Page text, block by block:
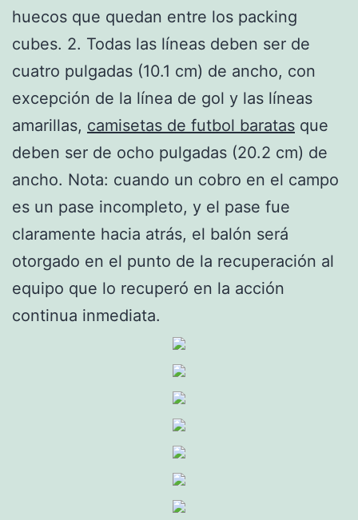
huecos que quedan entre los packing
cubes. 2. Todas las líneas deben ser de
cuatro pulgadas (10.1 cm) de ancho, con
excepción de la línea de gol y las líneas
amarillas, camisetas de futbol baratas que
deben ser de ocho pulgadas (20.2 cm) de
ancho. Nota: cuando un cobro en el campo
es un pase incompleto, y el pase fue
claramente hacia atrás, el balón será
otorgado en el punto de la recuperación al
equipo que lo recuperó en la acción
continua inmediata.